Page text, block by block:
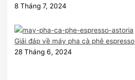
8 Tháng 7, 2024
Giải đáp về máy pha cà phê espresso
28 Tháng 6, 2024